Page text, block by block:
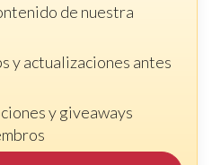
de nuestra
y actualizaciones antes
y giveaways